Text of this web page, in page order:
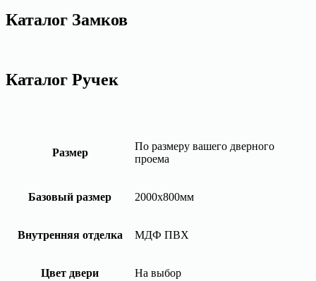
Каталог Замков
Каталог Ручек
Размер
По размеру вашего дверного
проема
Базовый размер 2000х800мм
Внутренняя отделка МДФ ПВХ
Цвет двери На выбор